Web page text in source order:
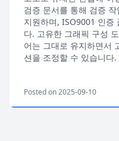
검증 문서를 통해 검증
지원하며, ISO9001 인증
다. 고유한 그래픽 구성
어는 그대로 유지하면서
션을 조정할 수 있습니다.
Posted on 2025-09-10